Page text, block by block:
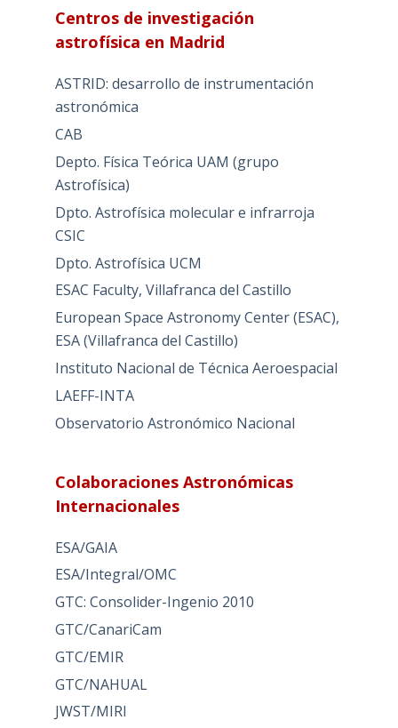
Centros de investigación
astrofísica en Madrid
ASTRID: desarrollo de instrumentación
astronómica
CAB
Depto. Física Teórica UAM (grupo
Astrofísica)
Dpto. Astrofísica molecular e infrarroja
CSIC
Dpto. Astrofísica UCM
ESAC Faculty, Villafranca del Castillo
European Space Astronomy Center (ESAC),
ESA (Villafranca del Castillo)
Instituto Nacional de Técnica Aeroespacial
LAEFF-INTA
Observatorio Astronómico Nacional
Colaboraciones Astronómicas
Internacionales
ESA/GAIA
ESA/Integral/OMC
GTC: Consolider-Ingenio 2010
GTC/CanariCam
GTC/EMIR
GTC/NAHUAL
JWST/MIRI